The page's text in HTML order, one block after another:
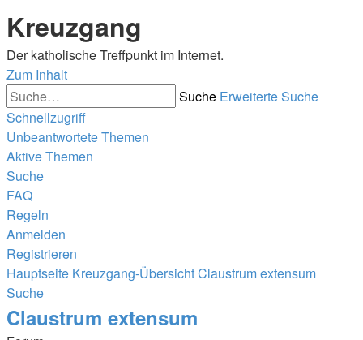
Kreuzgang
Der katholische Treffpunkt im Internet.
Zum Inhalt
Suche Erweiterte Suche
Schnellzugriff
Unbeantwortete Themen
Aktive Themen
Suche
FAQ
Regeln
Anmelden
Registrieren
Hauptseite Kreuzgang-ÜbersichtClaustrum extensum
Suche
Claustrum extensum